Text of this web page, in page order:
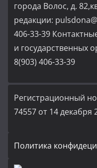
города Волос, д.
редакции:
406-33-39
и государственных
8(903) 406-33-39
Регистрационный
74557 от 14 декабря
Политика